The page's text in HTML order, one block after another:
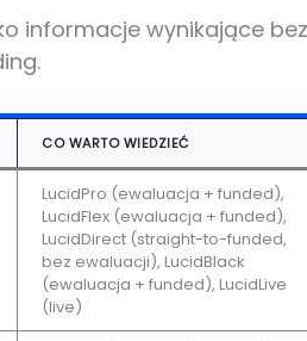
informacje wynikające
CO WARTO WIEDZIEĆ
LucidPro (ewaluacja + funded),
LucidFlex (ewaluacja + funded),
LucidDirect (straight-to-funded,
bez ewaluacji), LucidBlack
(ewaluacja + funded), LucidLive
(live)